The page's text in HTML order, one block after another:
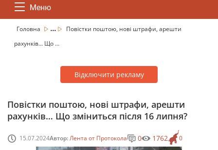
Меню
Головна ...
Повістки поштою, нові штрафи, арешти
рахунків… Що ...
Відключити рекламу
Повістки поштою, нові штрафи, арешти
рахунків… Що зміниться після 16 липня?
15.07.2024Автор:Лента от Протокола 0
0 1762